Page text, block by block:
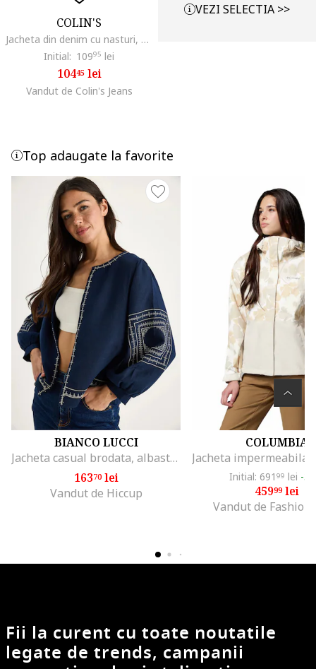
COLIN'S
Jacheta din denim cu nasturi, Albastru
Initial: 10995 lei
10445lei
Vandut de Colin's Jeans
VEZI SELECTIA >>
Top adaugate la favorite
BIANCO LUCCI
Jacheta casual brodata, albastru marin, bumbac, guler rotund, maneci lungi
16370lei
Vandut de Hiccup
COLUMBIA
Initial: 691 99 lei -
45999lei
Vandut de Fashion
Fii la curent cu toate noutatile
legate de trends, campanii